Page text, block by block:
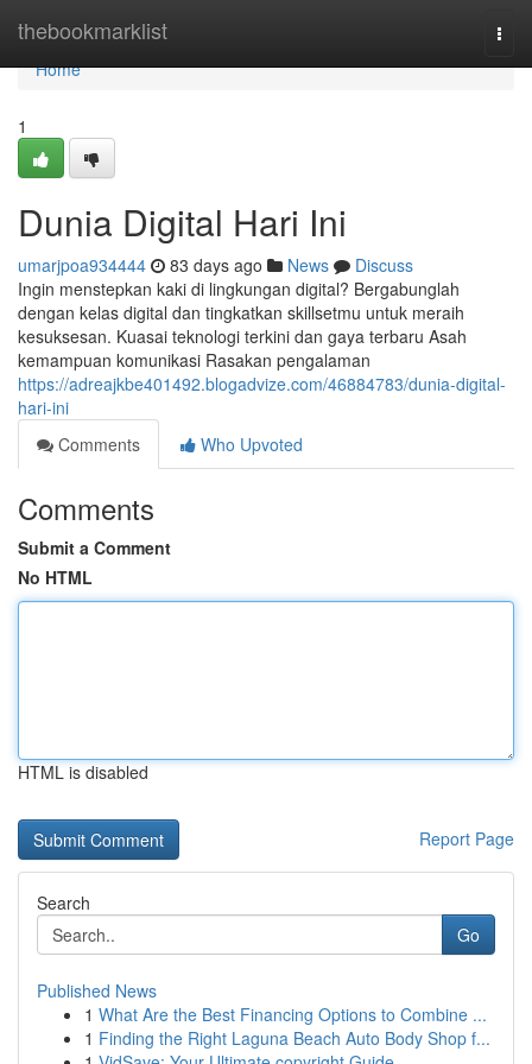
thebookmarklist
Home
Home
1
Dunia Digital Hari Ini
umarjpoa934444 83 days ago News
Discuss
Ingin menstepkan kaki di lingkungan digital? Bergabunglah
dengan kelas digital dan tingkatkan skillsetmu untuk meraih
kesuksesan. Kuasai teknologi terkini dan gaya terbaru Asah
kemampuan komunikasi Rasakan pengalaman
https://adreajkbe401492.blogadvize.com/46884783/dunia-digital-
hari-ini
Comments
Who Upvoted
Comments
Submit a Comment
No HTML
HTML is disabled
Report Page
Search
Go
Published News
1 What Are the Best Financing Options to Combine ...
1 Finding the Right Laguna Beach Auto Body Shop f...